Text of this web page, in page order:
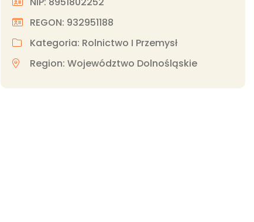
REGON: 932951188
Kategoria: Rolnictwo I Przemysł
Region: Województwo Dolnośląskie